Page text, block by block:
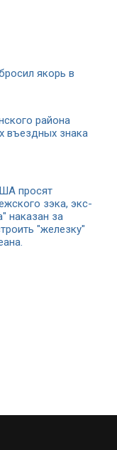
якорь в
района
въездных знака
просят
зэка, экс-
наказан за
"железку"